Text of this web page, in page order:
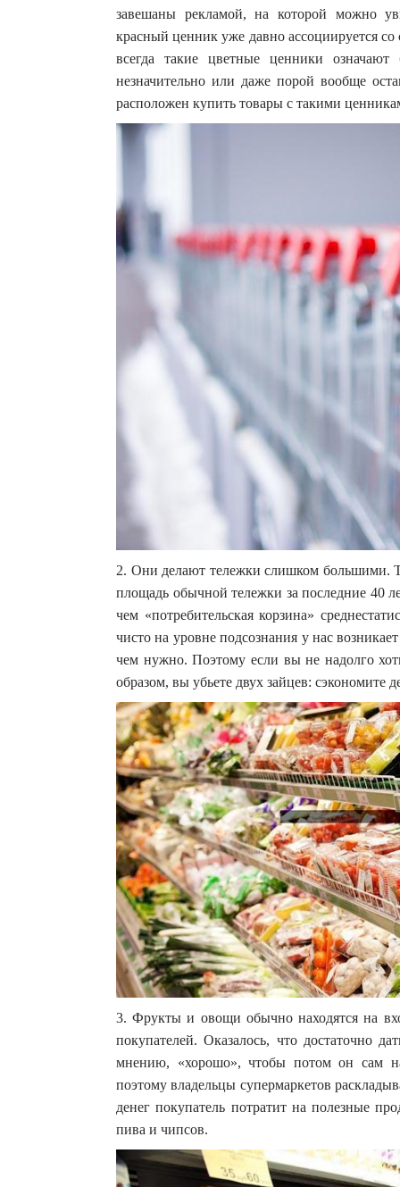
завешаны рекламой, на которой можно
красный ценник уже давно ассоциируется
всегда такие цветные ценники
незначительно или даже порой вообще
расположен купить товары с такими
2. Они делают тележки слишком большими.
площадь обычной тележки за последние 40
чем «потребительская корзина»
чисто на уровне подсознания у нас
чем нужно. Поэтому если вы не надолго
образом, вы убьете двух зайцев: сэкономите
3. Фрукты и овощи обычно находятся на
покупателей. Оказалось, что достаточно
мнению, «хорошо», чтобы потом он сам
поэтому владельцы супермаркетов
денег покупатель потратит на полезные
пива и чипсов.